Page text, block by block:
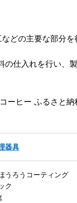
の主要な部分を
仕入れを行い、
ーヒー ふるさと
器具
ろうコーティング
ク